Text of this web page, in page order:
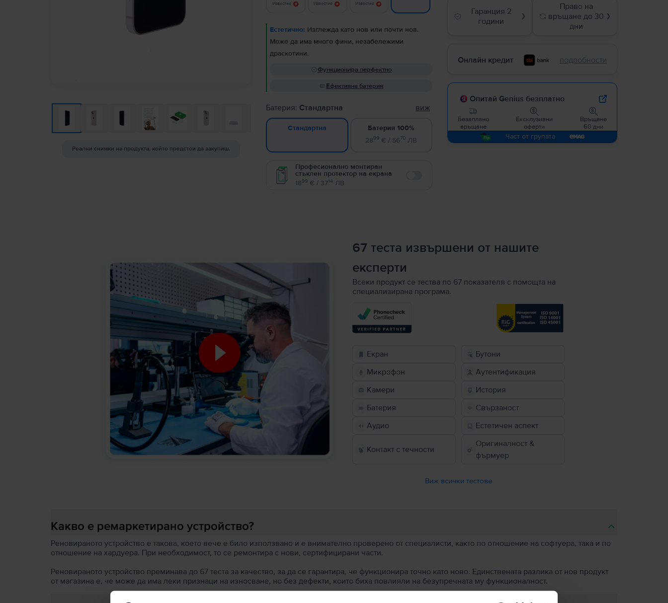
Реални снимки на продукта, който предстои да закупиш.
Известие Известие Известие
Естетично: Изглежда като нов или почти нов.
Може да има много фини, незабележими
драскотини.
Функционира перфектно
Ефективна батерия
Батерия: Стандартна виж
Стандартна
Батерия 100%
2899 € / 5670 ЛВ
Професионално монтиран
стъклен протектор на екрана
1899 € / 3714 ЛВ
Гаранция 2
години
❯
Право на
връщане до 30
дни
❯
Онлайн кредит подробности
Опитай Genius безплатно
Безаплано
връщане
Ексклузивни
оферти
Връщане
60 дни
Част от групата
67 теста извършени от нашите
експерти
Всеки продукт се тества по 67 показателя с помощта на
специализирана програма.
Екран
Бутони
Микрофон
Аутентификация
Камери
История
Батерия
Свързаност
Аудио
Естетичен аспект
Контакт с течности
Оригиналност &
фърмуер
Виж всички тестове
Какво е ремаркетирано устройство?
Реновираното устройство е такова, което вече е било използвано и е внимателно проверено от специалисти, както по отношение на софтуера, така и по
отношение на хардуера. При необходимост, то се ремонтира с нови, сертифицирани части.
Реновираното устройство преминава до 67 теста за качество, за да се гарантира, че функционира точно като ново. Единствената разлика от нов продукт
от магазина е, че може да има леки признаци на износване, но без дефекти, които биха повлияли на безупречната му функционалност.